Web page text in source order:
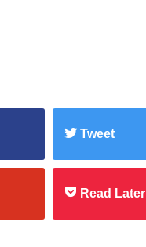
Tweet
Read Later